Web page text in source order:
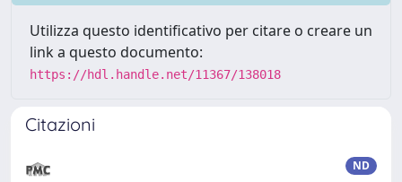
Utilizza questo identificativo per citare o creare un
link a questo documento:
https://hdl.handle.net/11367/138018
Citazioni
ND